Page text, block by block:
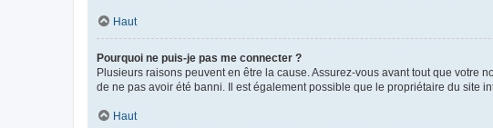
Haut
Pourquoi ne puis-je pas me connecter ?
Plusieurs raisons peuvent en être la cause. Assurez-vous avant tout que votre
de ne pas avoir été banni. Il est également possible que le propriétaire du site
Haut